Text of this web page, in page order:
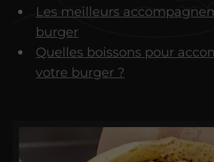
Les meilleurs
burger
Quelles boissons pour
votre burger ?